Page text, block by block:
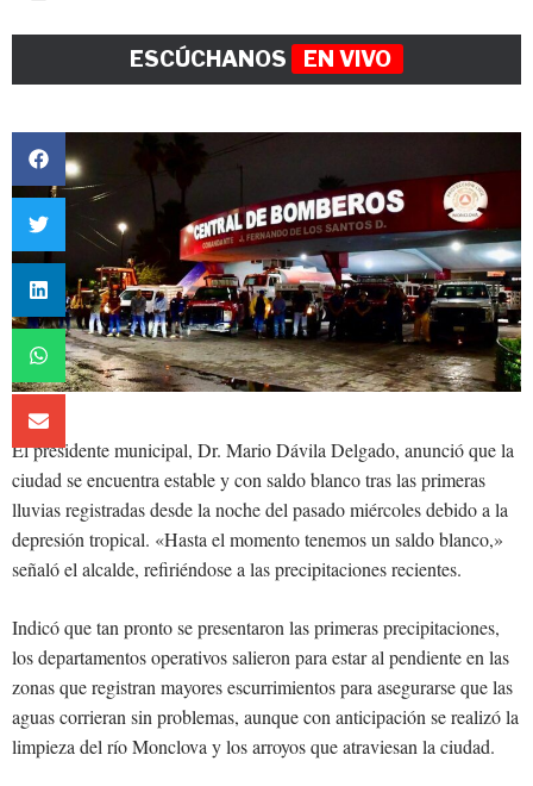
ESCÚCHANOS EN VIVO
El presidente municipal, Dr. Mario Dávila Delgado, anunció que la
ciudad se encuentra estable y con saldo blanco tras las primeras
lluvias registradas desde la noche del pasado miércoles debido a la
depresión tropical. «Hasta el momento tenemos un saldo blanco,»
señaló el alcalde, refiriéndose a las precipitaciones recientes.
Indicó que tan pronto se presentaron las primeras precipitaciones,
los departamentos operativos salieron para estar al pendiente en las
zonas que registran mayores escurrimientos para asegurarse que las
aguas corrieran sin problemas, aunque con anticipación se realizó la
limpieza del río Monclova y los arroyos que atraviesan la ciudad.